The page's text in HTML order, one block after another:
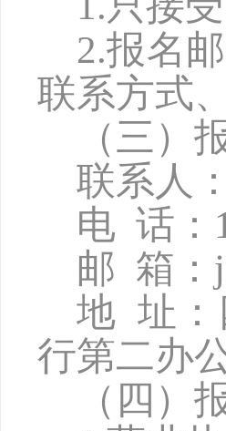
2.报名
联系方式
（三）
联系人
电 话：
邮 箱：
地 址
行第二办
（四）